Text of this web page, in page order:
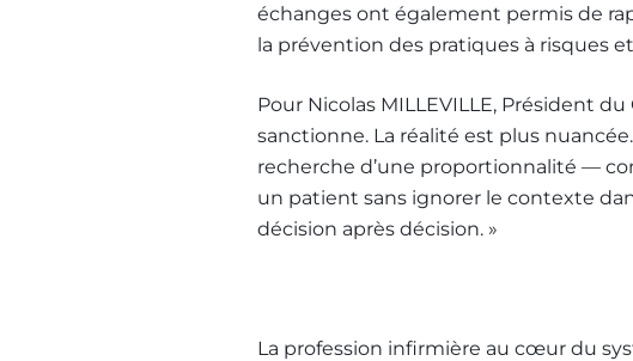
échanges ont également permis de
la prévention des pratiques à risques
Pour Nicolas MILLEVILLE, Président
sanctionne. La réalité est plus
recherche d’une proportionnalité —
un patient sans ignorer le contexte
décision après décision. »
La profession infirmière au cœur du